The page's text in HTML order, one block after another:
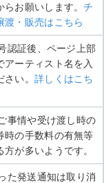
らお願いします。チ
渡・販売はこちら
認証後、ページ上部
アーティスト名を入
い。 詳しくはこち
事情や受け渡し時の
時の手数料の有無等
方が多いようです。
た発送通知は取り消